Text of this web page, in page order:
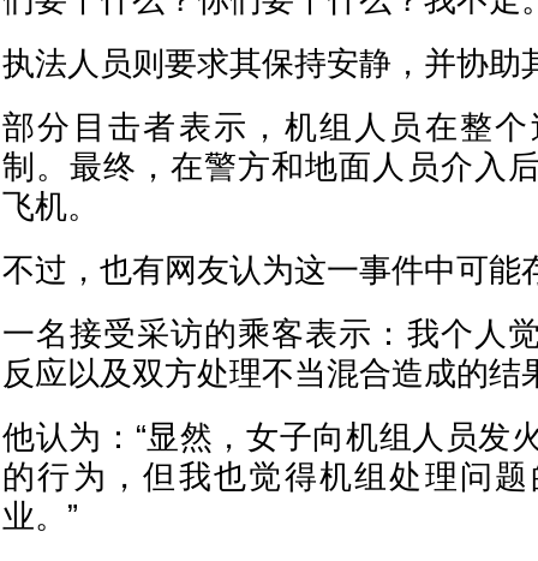
执法人员则要求其保持安静，并协助
部分目击者表示，机组人员在整
制。最终，在警方和地面人员介入
飞机。
不过，也有网友认为这一事件中可能
一名接受采访的乘客表示：我个人
反应以及双方处理不当混合造成的结
他认为：“显然，女子向机组人员发
的行为，但我也觉得机组处理问
业。”